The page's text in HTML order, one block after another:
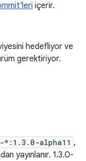
içerir.
hedefliyor ve
gerektiriyor.
*:1.3.0-alpha11 ,
yayınlanır. 1.3.0-